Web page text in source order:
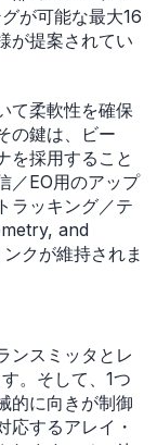
が可能な最大16
が提案されてい
て柔軟性を確保
の鍵は、ビー
を採用すること
／EO用のアップ
ラッキング／テ
and
クが維持されま
ンスミッタとレ
。そして、1つ
的に向きが制御
応するアレイ・